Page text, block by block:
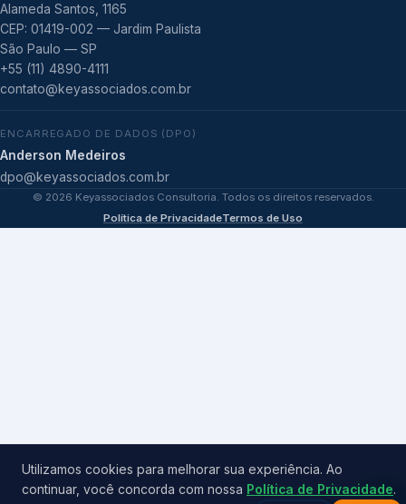
Alameda Santos, 1165
CEP: 01419-002 — Jardim Paulista
São Paulo — SP
+55 (11) 4890-4111
contato@keyassociados.com.br
ENCARREGADO DE DADOS (DPO)
Anderson Medeiros
dpo@keyassociados.com.br
© 2026 Keyassociados Consultoria. Todos os direitos reservados.
Política de PrivacidadeTermos de Uso
Utilizamos cookies para melhorar sua experiência. Ao
continuar, você concorda com nossa Política de Privacidade.